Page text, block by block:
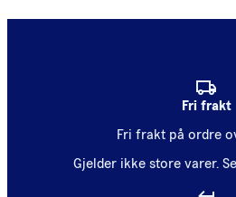
Fri frakt
Fri frakt på ordre
Gjelder ikke store varer.